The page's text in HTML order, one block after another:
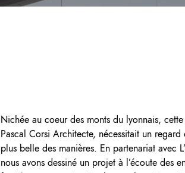
Nichée au coeur des monts du lyonnais,
Pascal Corsi Architecte, nécessitait un
plus belle des manières. En partenariat avec
nous avons dessiné un projet à l’écoute des